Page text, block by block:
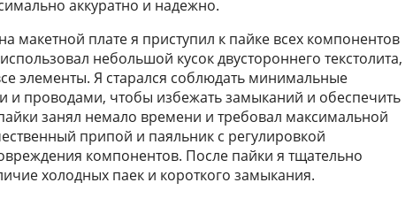
аккуратно и надежно.
макетной плате я приступил к пайке всех компонентов
небольшой кусок двустороннего текстолита,
элементы. Я старался соблюдать минимальные
и проводами, чтобы избежать замыканий и обеспечить
занял немало времени и требовал максимальной
припой и паяльник с регулировкой
компонентов. После пайки я тщательно
холодных паек и короткого замыкания.